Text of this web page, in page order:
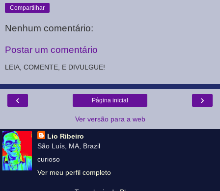
Compartilhar
Nenhum comentário:
Postar um comentário
LEIA, COMENTE, E DIVULGUE!
‹ ›
Página inicial
Ver versão para a web
Lio Ribeiro
São Luís, MA, Brazil
curioso
Ver meu perfil completo